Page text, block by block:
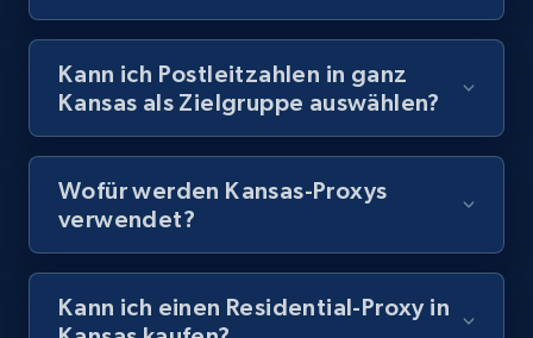
Kann ich Postleitzahlen in ganz
Kansas als Zielgruppe auswählen?
Wofür werden Kansas-Proxys
verwendet?
Kann ich einen Residential-Proxy in